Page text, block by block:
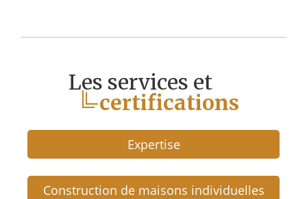
Les services et
certifications
Expertise
Construction de maisons individuelles